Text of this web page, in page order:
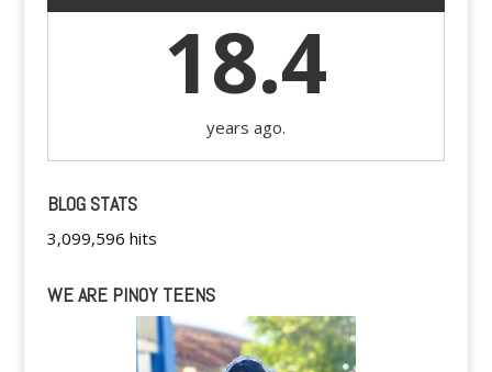
18.4
years ago.
BLOG STATS
3,099,596 hits
WE ARE PINOY TEENS